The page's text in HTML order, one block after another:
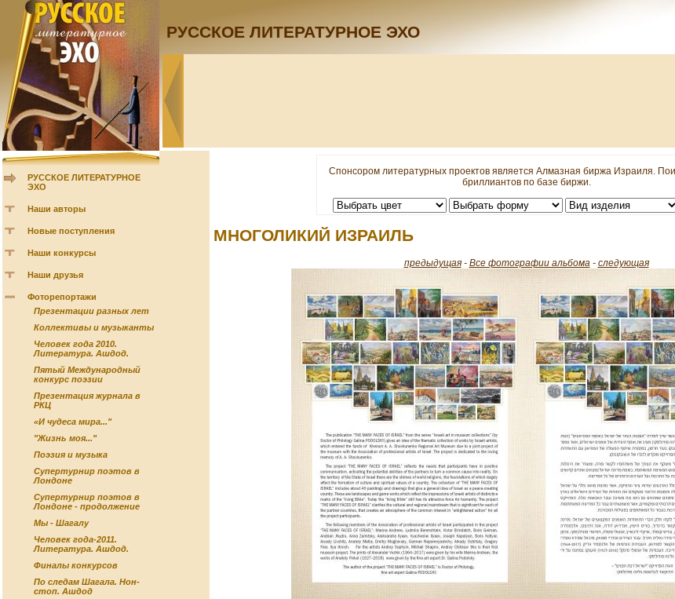
РУССКОЕ ЛИТЕРАТУРНОЕ ЭХО
РУССКОЕ ЛИТЕРАТУРНОЕ
ЭХО
Наши авторы
Новые поступления
Наши конкурсы
Наши друзья
Фоторепортажи
Презентации разных лет
Коллективы и музыканты
Человек года 2010.
Литература. Ашдод.
Пятый Международный
конкурс поэзии
Презентация журнала в
РКЦ
«И чудеса мира..."
"Жизнь моя..."
Поэзия и музыка
Супертурнир поэтов в
Лондоне
Супертурнир поэтов в
Лондоне - продолжение
Мы - Шагалу
Человек года-2011.
Литература. Ашдод.
Финалы конкурсов
По следам Шагала. Нон-
стоп. Ашдод
Спонсором литературных проектов является Алмазная биржа Израиля.
бриллиантов по базе биржи.
МНОГОЛИКИЙ ИЗРАИЛЬ
предыдущая- Все фотографии альбома - следующая